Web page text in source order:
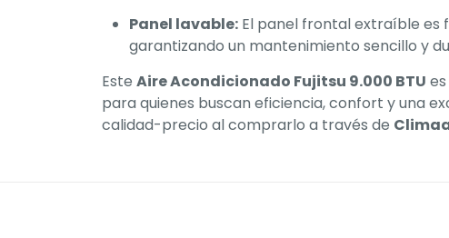
Panel lavable: El panel frontal extraíble es
garantizando un mantenimiento sencillo y
Este Aire Acondicionado Fujitsu 9.000 BTU
para quienes buscan eficiencia, confort y una
calidad-precio al comprarlo a través de